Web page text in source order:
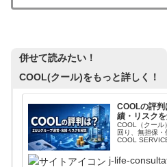
併せて読みたい！
COOL(クール)をもっと詳しく！
COOLの評
績・リスク
COOL（クール
回り、無担保・
COOL
j-life-